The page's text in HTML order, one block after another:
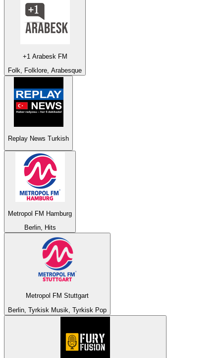
+1 Arabesk FM
Folk, Folklore, Arabesque
Replay News Turkish
Metropol FM Hamburg
Berlin, Hits
Metropol FM Stuttgart
Berlin, Tyrkisk Musik, Tyrkisk Pop